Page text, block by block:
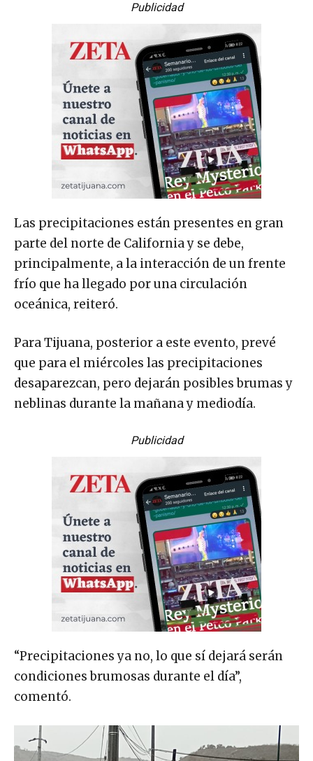
Publicidad
Las precipitaciones están presentes en gran
parte del norte de California y se debe,
principalmente, a la interacción de un frente
frío que ha llegado por una circulación
oceánica, reiteró.
Para Tijuana, posterior a este evento, prevé
que para el miércoles las precipitaciones
desaparezcan, pero dejarán posibles brumas y
neblinas durante la mañana y mediodía.
Publicidad
“Precipitaciones ya no, lo que sí dejará serán
condiciones brumosas durante el día”,
comentó.